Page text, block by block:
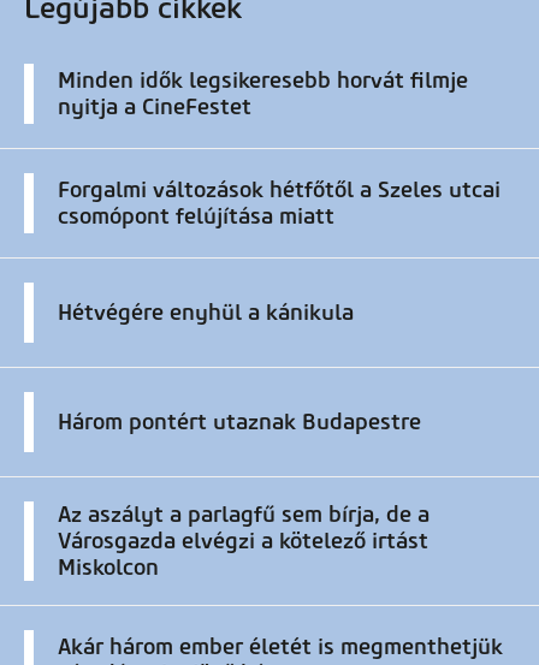
Legújabb cikkek
Minden idők legsikeresebb horvát filmje
nyitja a CineFestet
Forgalmi változások hétfőtől a Szeles utcai
csomópont felújítása miatt
Hétvégére enyhül a kánikula
Három pontért utaznak Budapestre
Az aszályt a parlagfű sem bírja, de a
Városgazda elvégzi a kötelező irtást
Miskolcon
Akár három ember életét is megmenthetjük